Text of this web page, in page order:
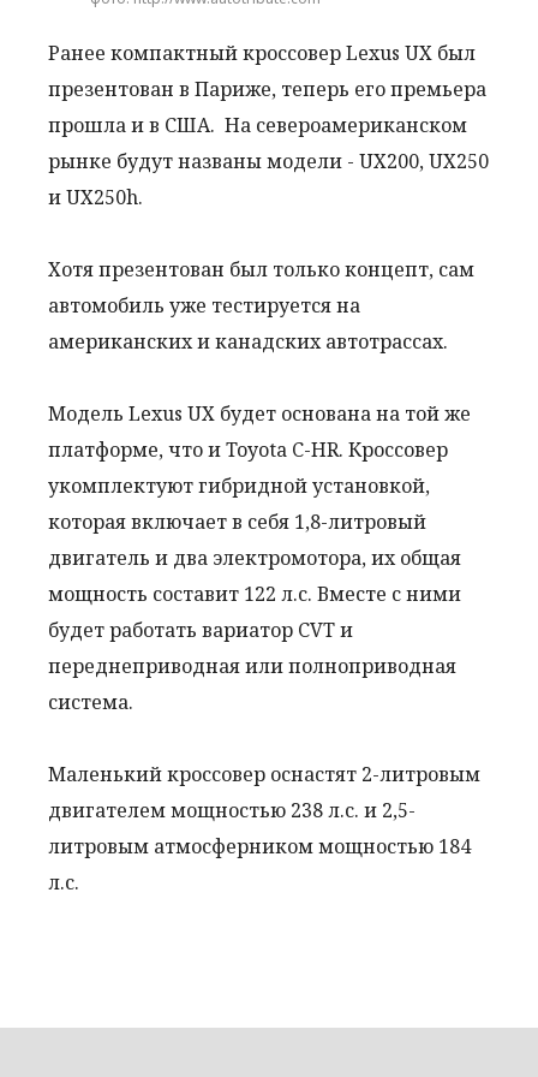
Ранее компактный кроссовер Lexus UX был
презентован в Париже, теперь его премьера
прошла и в США. На североамериканском
рынке будут названы модели - UX200, UX250
и UX250h.
Хотя презентован был только концепт, сам
автомобиль уже тестируется на
американских и канадских автотрассах.
Модель Lexus UX будет основана на той же
платформе, что и Toyota C-HR. Кроссовер
укомплектуют гибридной установкой,
которая включает в себя 1,8-литровый
двигатель и два электромотора, их общая
мощность составит 122 л.с. Вместе с ними
будет работать вариатор CVT и
переднеприводная или полноприводная
система.
Маленький кроссовер оснастят 2-литровым
двигателем мощностью 238 л.с. и 2,5-
литровым атмосферником мощностью 184
л.с.